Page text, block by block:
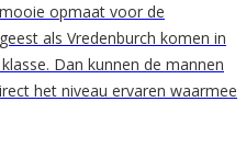
opmaat voor de
als Vredenburch komen in
Dan kunnen de mannen
het niveau ervaren waarmee